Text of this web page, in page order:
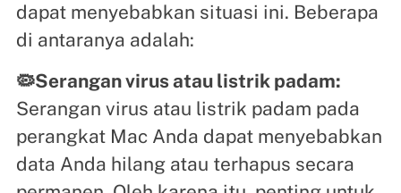
dapat menyebabkan situasi ini. Beberapa
di antaranya adalah:
🦠Serangan virus atau listrik padam:
Serangan virus atau listrik padam pada
perangkat Mac Anda dapat menyebabkan
data Anda hilang atau terhapus secara